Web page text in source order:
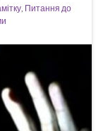
Питання до